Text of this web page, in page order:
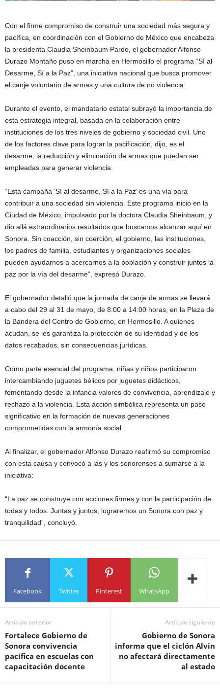
Con el firme compromiso de construir una sociedad más segura y
pacífica, en coordinación con el Gobierno de México que encabeza
la presidenta Claudia Sheinbaum Pardo, el gobernador Alfonso
Durazo Montaño puso en marcha en Hermosillo el programa “Sí al
Desarme, Sí a la Paz”, una iniciativa nacional que busca promover
el canje voluntario de armas y una cultura de no violencia.
Durante el evento, el mandatario estatal subrayó la importancia de
esta estrategia integral, basada en la colaboración entre
instituciones de los tres niveles de gobierno y sociedad civil. Uno
de los factores clave para lograr la pacificación, dijo, es el
desarme, la reducción y eliminación de armas que puedan ser
empleadas para generar violencia.
“Esta campaña ‘Sí al desarme, Sí a la Paz’ es una vía para
contribuir a una sociedad sin violencia. Este programa inició en la
Ciudad de México, impulsado por la doctora Claudia Sheinbaum, y
dio allá extraordinarios resultados que buscamos alcanzar aquí en
Sonora. Sin coacción, sin coerción, el gobierno, las instituciones,
los padres de familia, estudiantes y organizaciones sociales
pueden ayudarnos a acercarnos a la población y construir juntos la
paz por la vía del desarme”, expresó Durazo.
El gobernador detalló que la jornada de canje de armas se llevará
a cabo del 29 al 31 de mayo, de 8:00 a 14:00 horas, en la Plaza de
la Bandera del Centro de Gobierno, en Hermosillo. A quienes
acudan, se les garantiza la protección de su identidad y de los
datos recabados, sin consecuencias jurídicas.
Como parte esencial del programa, niñas y niños participaron
intercambiando juguetes bélicos por juguetes didácticos,
fomentando desde la infancia valores de convivencia, aprendizaje y
rechazo a la violencia. Esta acción simbólica representa un paso
significativo en la formación de nuevas generaciones
comprometidas con la armonía social.
Al finalizar, el gobernador Alfonso Durazo reafirmó su compromiso
con esta causa y convocó a las y los sonorenses a sumarse a la
iniciativa:
“La paz se construye con acciones firmes y con la participación de
todas y todos. Juntas y juntos, lograremos un Sonora con paz y
tranquilidad”, concluyó.
Facebook Twitter Pinterest WhatsApp
Artículo anterior
Fortalece Gobierno de
Sonora convivencia
pacífica en escuelas con
capacitación docente
Artículo siguiente
Gobierno de Sonora
informa que el ciclón Alvin
no afectará directamente
al estado